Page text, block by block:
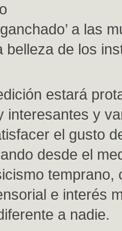
a las
belleza de los
estará
interesantes y
el gusto
desde el
temprano,
e interés
a nadie.